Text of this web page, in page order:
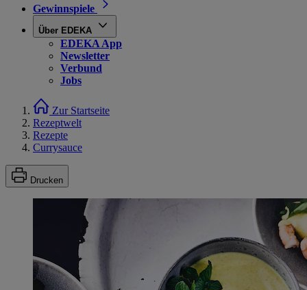
Gewinnspiele
Über EDEKA
EDEKA App
Newsletter
Verbund
Jobs
Zur Startseite
Rezeptwelt
Rezepte
Currysauce
Drucken